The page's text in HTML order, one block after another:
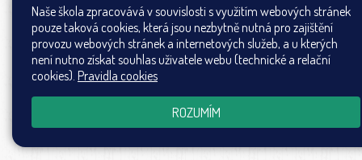
Naše škola zpracovává v souvislosti s využitím webových stránek
pouze taková cookies, která jsou nezbytně nutná pro zajištění
provozu webových stránek a internetových služeb, a u kterých
není nutno získat souhlas uživatele webu (technické a relační
cookies). Pravidla cookies
ROZUMÍM